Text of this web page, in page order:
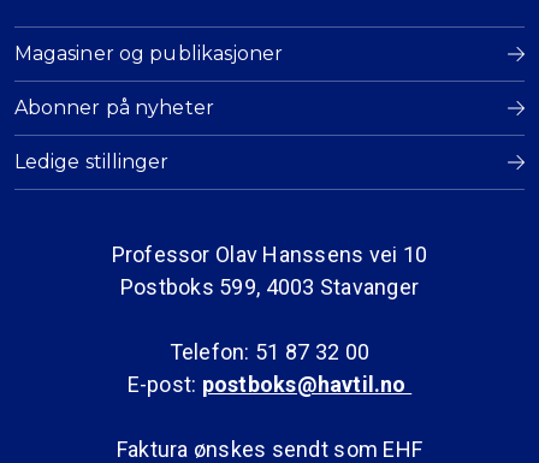
Magasiner og publikasjoner
Abonner på nyheter
Ledige stillinger
Professor Olav Hanssens vei 10
Postboks 599, 4003 Stavanger
Telefon: 51 87 32 00
E-post: postboks@havtil.no
Faktura ønskes sendt som EHF